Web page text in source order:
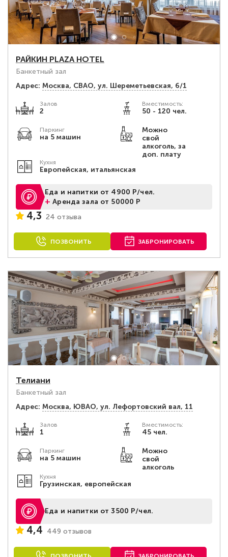
РАЙКИН PLAZA HOTEL
Банкетный зал
Адрес: Москва, СВАО, ул. Шереметьевская, 6/1
Залов
2
Вместимость:
50 - 120 чел.
Паркинг
на 5 машин
Можно
свой
алкоголь, за
доп. плату
Кухня
Европейская, итальянская
Еда и напитки от 4900 Р/чел.
+Аренда зала от 50000 Р
4,3 24 отзыва
ПОЗВОНИТЬ ЗАБРОНИРОВАТЬ
Телиани
Банкетный зал
Адрес: Москва, ЮВАО, ул. Лефортовский вал, 11
Залов
1
Вместимость:
45 чел.
Паркинг
на 5 машин
Можно
свой
алкоголь
Кухня
Грузинская, европейская
Еда и напитки от 3500 Р/чел.
4,4 449 отзывов